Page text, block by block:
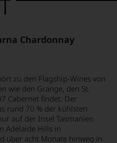
Chardonnay
zu den Flagship-Wines von
wie den Grange, den St.
Cabernet findet. Der
rund 70 % der kühlsten
auf der Insel Tasmanien
Adelaide Hills in
über acht Monate hinweg in